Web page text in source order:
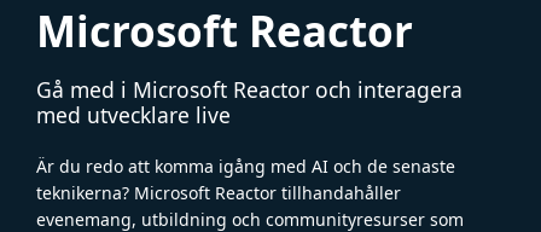
Microsoft Reactor
Gå med i Microsoft Reactor och interagera
med utvecklare live
Är du redo att komma igång med AI och de senaste
teknikerna? Microsoft Reactor tillhandahåller
evenemang, utbildning och communityresurser som